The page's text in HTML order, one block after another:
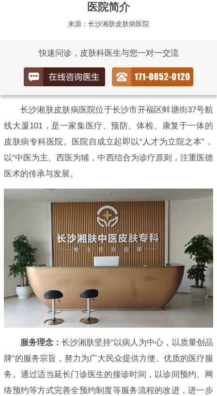
医院简介
来源：长沙湘肤皮肤病医院
快速问诊，皮肤科医生与您一对一交流
长沙湘肤皮肤病医院位于长沙市开福区蚌塘街37号航
线大厦101，是一家集医疗、预防、体检、康复于一体的
皮肤病专科医院。医院自成立起即以“人才为立院之本”，
以“中医为主、西医为辅，中西结合为诊疗原则，注重医德
医术的传承与发展。
服务理念：长沙湘肤坚持“以病人为中心，以质量创品
牌”的服务宗旨，努力为广大民众提供方便、优质的医疗服
务。通过适当延长门诊医生的接诊时间，以诊间预约、网
络预约等方式完善全预约制度等服务流程的改进，进一步